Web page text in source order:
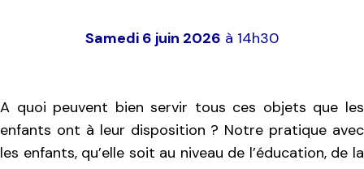
Samedi 6 juin 2026 à 14h30
A quoi peuvent bien servir tous ces objets que les
enfants ont à leur disposition ? Notre pratique avec
les enfants, qu’elle soit au niveau de l’éducation, de la